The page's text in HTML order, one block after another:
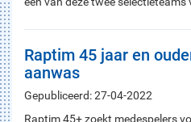
Raptim 45 jaar en
aanwas
Gepubliceerd: 27-04-2022
Raptim 45+ zoekt medespelers